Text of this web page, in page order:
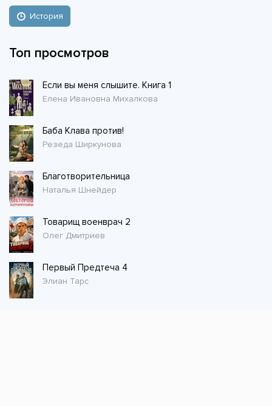
История
Топ просмотров
Если вы меня слышите. Книга 1
Елена Ивановна Михалкова
Баба Клава против!
Резеда Ширкунова
Благотворительница
Наталья Шнейдер
Товарищ военврач 2
Олег Дмитриев
Первый Предтеча 4
Элиан Тарс